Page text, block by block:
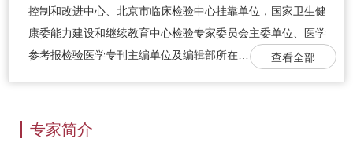
控制和改进中心、北京市临床检验中心挂靠单位，国家卫生健
康委能力建设和继续教育中心检验专家委员会主委单位、医学
参考报检验医学专刊主编单位及编辑部所在…
查看全部
专家简介